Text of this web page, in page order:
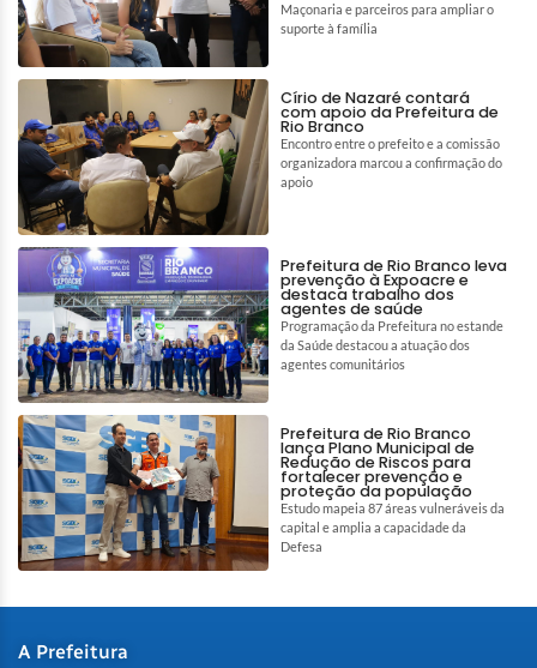
Maçonaria e parceiros para ampliar o
suporte à família
Círio de Nazaré contará
com apoio da Prefeitura de
Rio Branco
Encontro entre o prefeito e a comissão
organizadora marcou a confirmação do
apoio
Prefeitura de Rio Branco leva
prevenção à Expoacre e
destaca trabalho dos
agentes de saúde
Programação da Prefeitura no estande
da Saúde destacou a atuação dos
agentes comunitários
Prefeitura de Rio Branco
lança Plano Municipal de
Redução de Riscos para
fortalecer prevenção e
proteção da população
Estudo mapeia 87 áreas vulneráveis da
capital e amplia a capacidade da
Defesa
A Prefeitura